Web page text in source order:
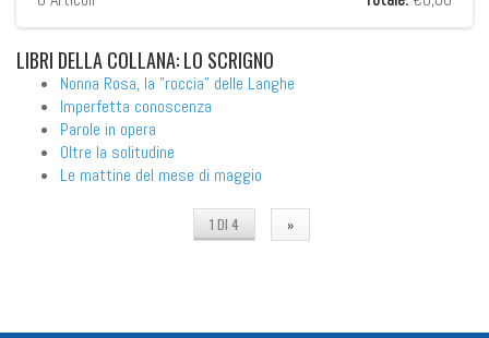
LIBRI DELLA COLLANA: LO SCRIGNO
Nonna Rosa, la "roccia" delle Langhe
Imperfetta conoscenza
Parole in opera
Oltre la solitudine
Le mattine del mese di maggio
1 DI 4 »